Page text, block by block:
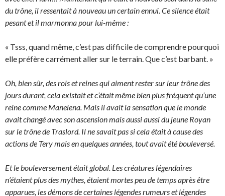
du trône, il ressentait à nouveau un certain ennui. Ce silence était
pesant et il marmonna pour lui-même :
« Tsss, quand même, c’est pas difficile de comprendre pourquoi
elle préfère carrément aller sur le terrain. Que c’est barbant. »
Oh, bien sûr, des rois et reines qui aiment rester sur leur trône des
jours durant, cela existait et c’était même bien plus fréquent qu’une
reine comme Manelena. Mais il avait la sensation que le monde
avait changé avec son ascension mais aussi aussi du jeune Royan
sur le trône de Traslord. Il ne savait pas si cela était à cause des
actions de Tery mais en quelques années, tout avait été bouleversé.
Et le bouleversement était global. Les créatures légendaires
n’étaient plus des mythes, étaient mortes peu de temps après être
apparues, les démons de certaines légendes rumeurs et légendes